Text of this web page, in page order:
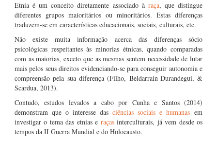
Etnia é um conceito diretamente associado à raça, que distingue
diferentes grupos maioritários ou minoritários. Estas diferenças
traduzem-se em características educacionais, sociais, culturais, etc.
Não existe muita informação acerca das diferenças sócio
psicológicas respeitantes às minorias étnicas, quando comparadas
com as maiorias, exceto que as mesmas sentem necessidade de lutar
mais pelos seus direitos evidenciando-se para conseguir autonomia e
compreensão pela sua diferença (Filho, Beldarrain-Durandegui, &
Scardua, 2013).
Contudo, estudos levados a cabo por Cunha e Santos (2014)
demonstram que o interesse das ciências sociais e humanas em
investigar o tema das etnias e raçasinterculturais, já vem desde os
tempos da II Guerra Mundial e do Holocausto.